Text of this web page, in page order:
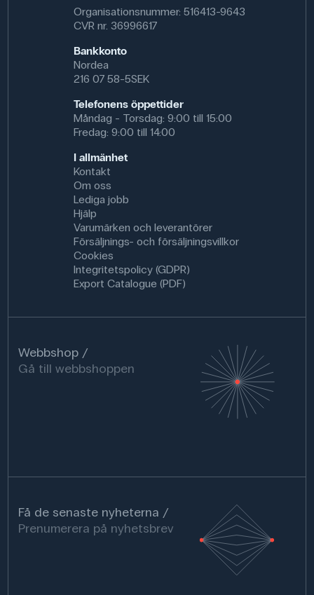
Organisationsnummer: 516413-9643
CVR nr. 36996617
Bankkonto
Nordea
216 07 58-5SEK
Telefonens öppettider
Måndag - Torsdag: 9:00 till 15:00
Fredag: 9:00 till 14:00
I allmänhet
Kontakt
Om oss
Lediga jobb
Hjälp
Varumärken och leverantörer
Försäljnings- och försäljningsvillkor
Cookies
Integritetspolicy (GDPR)
Export Catalogue (PDF)
Webbshop
Gå till webbshoppen
Få de senaste nyheterna
Prenumerera på nyhetsbrev